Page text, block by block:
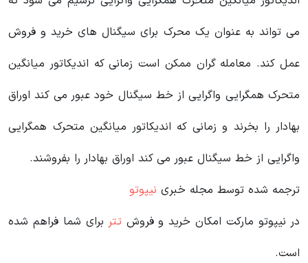
می تواند به عنوان یک محرک برای سیگنال های خرید و فروش
عمل کند. معامله گران ممکن است زمانی که اندیکاتور میانگین
متحرک همگرایی واگرایی از خط سیگنال خود عبور می کند اوراق
بهادار را بخرند و زمانی که اندیکاتور میانگین متحرک همگرایی
واگرایی از خط سیگنال عبور می کند اوراق بهادار را بفروشند.
ترجمه شده توسط مجله خبری نیپوتو
در نیپوتو مارکت امکان خرید و فروشتتر برای شما فراهم شده
است.